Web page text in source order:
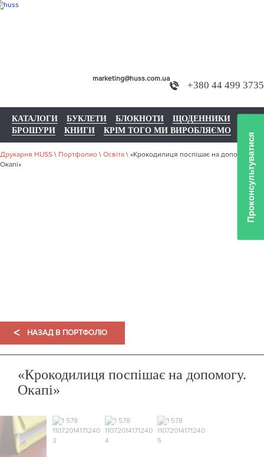
+380 44 499 3735
marketing@huss.com.ua
КАТАЛОГИ БУКЛЕТИ БЛОКНОТИ
ЩОДЕННИКИ
БРОШУРИ
КНИГИ КРІМ ТОГО МИ ВИРОБЛЯЄМО
Друкарня HUSS \ Портфолио \ Освіта \ «Крокодилиця поспішає на допомогу.
Окапі»
< НАЗАД В ПОРТФОЛІО
«Крокодилиця поспішає на допомогу.
Окапі»
Проконсультуватися